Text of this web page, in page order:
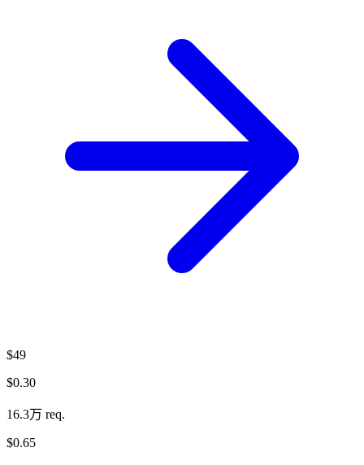
$49
$0.30
16.3万 req.
$0.65